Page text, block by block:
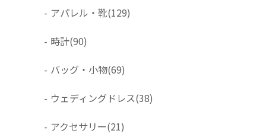
- アパレル・靴(129)
- 時計(90)
- バッグ・小物(69)
- ウェディングドレス(38)
- アクセサリー(21)